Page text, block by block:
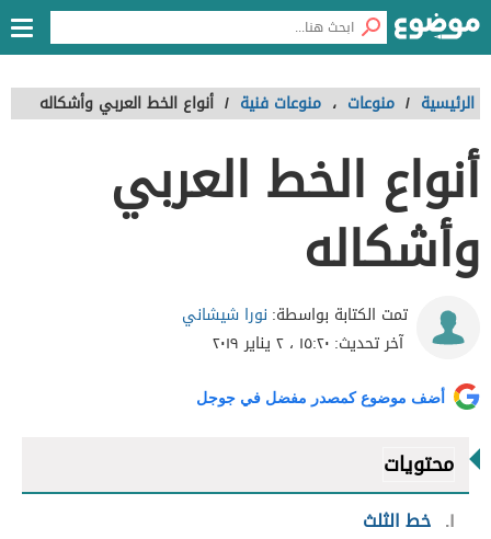
الرئيسية / منوعات ، منوعات فنية / أنواع الخط العربي وأشكاله
أنواع الخط العربي
وأشكاله
تمت الكتابة بواسطة: نورا شيشاني
آخر تحديث: ١٥:٢٠ ، ٢ يناير ٢٠١٩
أضف موضوع كمصدر مفضل في جوجل
محتويات
١ خط الثلث